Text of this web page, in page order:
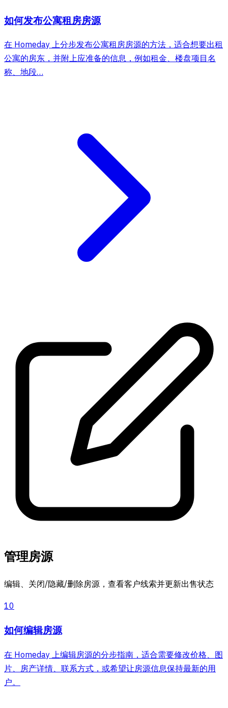
如何发布公寓租房房源
在 Homeday 上分步发布公寓租房房源的方法，适合想要出租
公寓的房东，并附上应准备的信息，例如租金、楼盘项目名
称、地段…
管理房源
编辑、关闭/隐藏/删除房源，查看客户线索并更新出售状态
10
如何编辑房源
在 Homeday 上编辑房源的分步指南，适合需要修改价格、图
片、房产详情、联系方式，或希望让房源信息保持最新的用
户。